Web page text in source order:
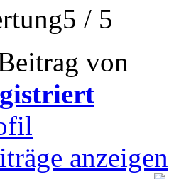
/ 5
von
anzeigen